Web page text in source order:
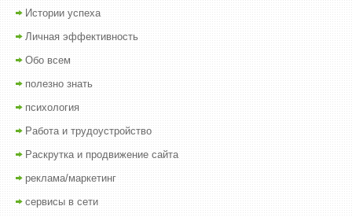
Истории успеха
Личная эффективность
Обо всем
полезно знать
психология
Работа и трудоустройство
Раскрутка и продвижение сайта
реклама/маркетинг
сервисы в сети